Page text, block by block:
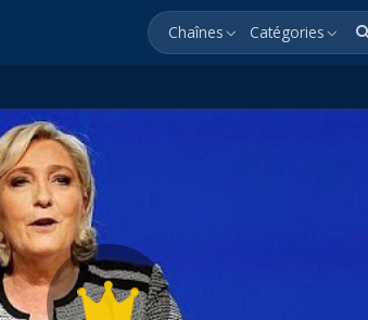
Chaînes Catégories